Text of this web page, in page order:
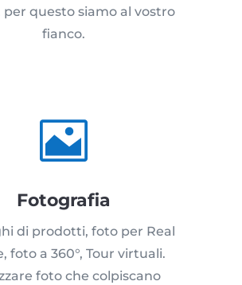
per questo siamo al vostro
fianco.

Fotografia
di prodotti, foto per Real
foto a 360°, Tour virtuali.
foto che colpiscano